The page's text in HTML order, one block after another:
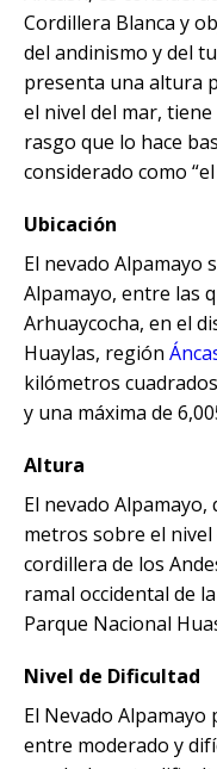
Naturaleza
City tour +
Montaña
City tour +
Tour
Day desde
San Mateo
Tour Isla
Tour Puno
Sol
Tour
Tour Isla
Taquile
Inolvidable
Tour
Tour
SALAR DE
Tour Salar
Noches
Tour Salar
Salar de
Salar de
Tour Salar
SALKANTAY
City tour +
Montaña
City tour +
City Tour +
Salkantay 4
BLOG
Cordillera Blanca y
del andinismo y del
presenta una altura
el nivel del mar,
rasgo que lo hace
considerado como
Ubicación
El nevado Alpamayo
Alpamayo, entre las
Arhuaycocha, en el
Huaylas, región
kilómetros
y una máxima de
Altura
El nevado
metros sobre el nivel
cordillera de los
ramal occidental de
Parque Nacional
Nivel de Dificultad
El Nevado
entre moderado y